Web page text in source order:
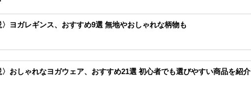
〉ヨガレギンス、おすすめ9選 無地やおしゃれな柄物も
〉おしゃれなヨガウェア、おすすめ21選 初心者でも選びやすい商品を紹介